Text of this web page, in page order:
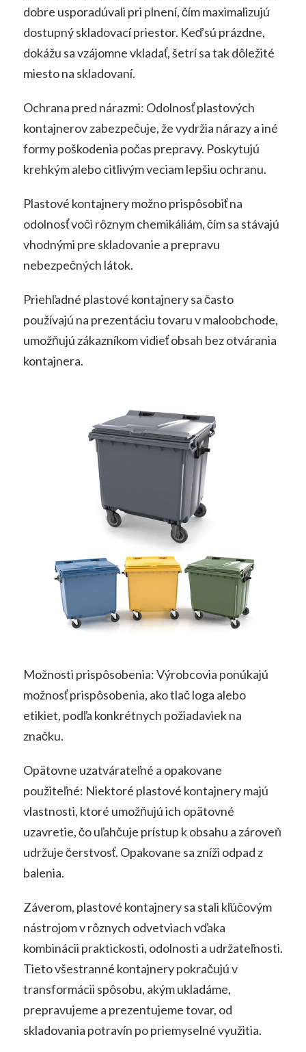
dobre usporadúvali pri plnení, čím maximalizujú
dostupný skladovací priestor. Keď sú prázdne,
dokážu sa vzájomne vkladať, šetrí sa tak dôležité
miesto na skladovaní.
Ochrana pred nárazmi: Odolnosť plastových
kontajnerov zabezpečuje, že vydržia nárazy a iné
formy poškodenia počas prepravy. Poskytujú
krehkým alebo citlivým veciam lepšiu ochranu.
Plastové kontajnery možno prispôsobiť na
odolnosť voči rôznym chemikáliám, čím sa stávajú
vhodnými pre skladovanie a prepravu
nebezpečných látok.
Priehľadné plastové kontajnery sa často
používajú na prezentáciu tovaru v maloobchode,
umožňujú zákazníkom vidieť obsah bez otvárania
kontajnera.
Možnosti prispôsobenia: Výrobcovia ponúkajú
možnosť prispôsobenia, ako tlač loga alebo
etikiet, podľa konkrétnych požiadaviek na
značku.
Opätovne uzatvárateľné a opakovane
použiteľné: Niektoré plastové kontajnery majú
vlastnosti, ktoré umožňujú ich opätovné
uzavretie, čo uľahčuje prístup k obsahu a zároveň
udržuje čerstvosť. Opakovane sa zníži odpad z
balenia.
Záverom, plastové kontajnery sa stali kľúčovým
nástrojom v rôznych odvetviach vďaka
kombinácii praktickosti, odolnosti a udržateľnosti.
Tieto všestranné kontajnery pokračujú v
transformácii spôsobu, akým ukladáme,
prepravujeme a prezentujeme tovar, od
skladovania potravín po priemyselné využitia.